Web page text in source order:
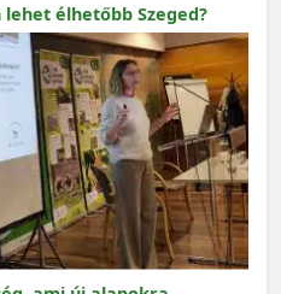
élhetőbb Szeged?